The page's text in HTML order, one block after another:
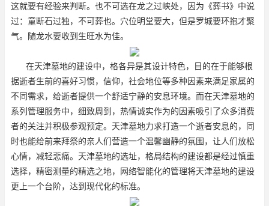
这就要有经验来判断。也不可选在龙之过峡处，因为《葬书》中说
过：童断石过独，不可葬也。穴位明堂要大，但是罗城要环抱才聚
气。随龙水要收到生旺水为佳。
在天津墓地的建设中，格各异是其设计特色，目的在于能够根
据逝者生前的喜好习惯，信仰，社会地位等多种因素来满足家属的
不同需求，给逝者提供一个舒适宁静的安息环境。而在天津墓地的
系列管理服务中，细致周到，热情诚实作为的因素吸引了众多消费
者的关注并积极参观预定。天津墓地力求打造一个逝者安息的，同
时也能给前来拜祭的亲人们营造一个温馨幽静的氛围，让人们放松
心情，减轻悲痛。天津墓地的选址，格局结构的建设都是经过慎重
选择，精密测量的精选之地，网络智能化的管理将天津墓地的建设
更上一个台阶，达到现代化的标准。